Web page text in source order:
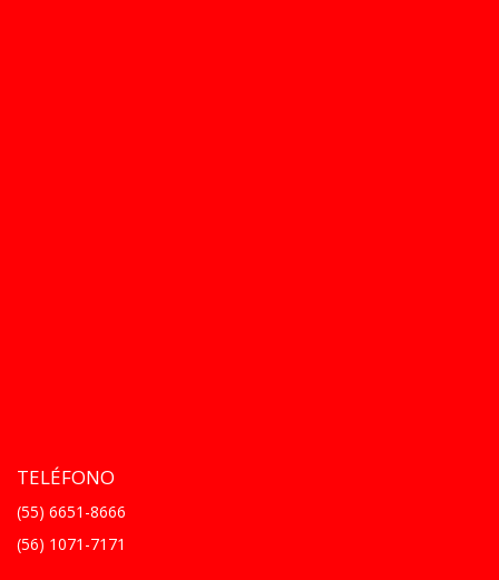
TELÉFONO
(55) 6651-8666
(56) 1071-7171